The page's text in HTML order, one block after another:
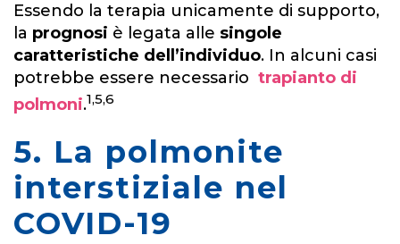
Essendo la terapia unicamente di supporto,
la prognosi è legata alle singole
caratteristiche dell’individuo. In alcuni casi
potrebbe essere necessario trapianto di
polmoni.1,5,6
5. La polmonite
interstiziale nel
COVID-19